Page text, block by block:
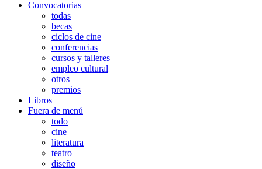
Convocatorias
todas
becas
ciclos de cine
conferencias
cursos y talleres
empleo cultural
otros
premios
Libros
Fuera de menú
todo
cine
literatura
teatro
diseño